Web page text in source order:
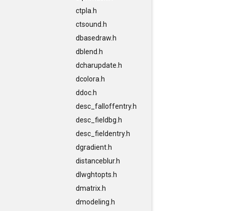
ctpla.h
ctsound.h
dbasedraw.h
dblend.h
dcharupdate.h
dcolora.h
ddoc.h
desc_falloffentry.h
desc_fieldbg.h
desc_fieldentry.h
dgradient.h
distanceblur.h
dlwghtopts.h
dmatrix.h
dmodeling.h